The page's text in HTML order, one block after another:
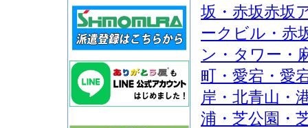
坂・赤坂赤坂
ークビル・赤
ン・タワー・
町・愛宕・愛
岸・北青山・
浦・芝公園・